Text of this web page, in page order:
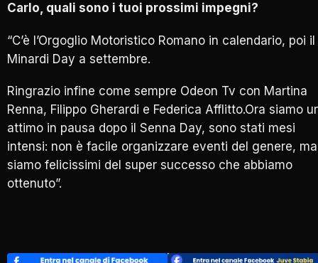
Carlo, quali sono i tuoi prossimi impegni?
“C’è l’Orgoglio Motoristico Romano in calendario, poi il
Minardi Day a settembre.
Ringrazio infine come sempre Odeon Tv con Martina
Renna, Filippo Gherardi e Federica Afflitto.Ora siamo
attimo in pausa dopo il Senna Day, sono stati mesi
intensi: non è facile organizzare eventi del genere, ma
siamo felicissimi del super successo che abbiamo
ottenuto”.